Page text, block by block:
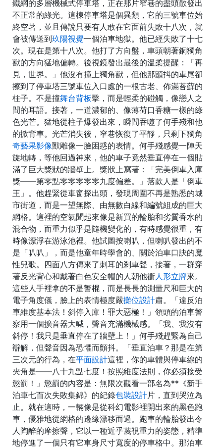
鐵網的多層機械式停車塔，正在那片窄巷的盡頭散發出
不正常的綠光。這棟停車塔是個異類，它的三號車位始
終空著，並且傳說只要有人敢在它面前失敗十八次，就
會被傳送到玖陽視覺一個泊車地獄。他已經失敗了十七
次。現在是第十八次。他打了方向盤，車頭朝著銅獨角
獸的方向猛地偏轉。後視鏡發出最後的溫柔提醒：「再
見，世界。」他沒有撞上獨角獸，但他那顫抖的車尾卻
擦到了停車塔三號車位入口處的一根古老、佈滿苔蘚的
柱子。不是撞舞台背板擊，而是輕柔的碰觸，像戀人之
間的耳語。接著，一道濃郁的、像薄荷口香糖一樣的綠
色光芒。猛地從柱子爆發出來，瞬間吞噬了何手殘和他
的掀背車。光芒消失後，窄巷恢復了平靜，只剩下獨角
奇藝果影像獸雕像一臉困惑的表情。何手殘感覺一陣天
旋地轉，等他回過神來，他的車子竟然垂直停在一個貼
滿了巨大獎狀的牆壁上。獎狀上寫著：「完美倒車入庫
獎——第零點零零零零零九度偏差。」落款人是「倒車
王」。他趕緊從車窗探出頭，發現周圍不再是熟悉的城
市街道，而是一望無際、由無數白線和編號組成的巨大
網格。這裡的空氣聞起來像是新買的輪胎和劣質香水的
混合物，而重力似乎是隨機變化的，有時感覺很重，有
時像漂浮在游泳池裡。他試圖按喇叭，但喇叭發出的不
是「叭叭」，而是他童年時學會的、關於泊車口訣的魔
性兒歌。四面八方傳來了刺耳的剎車聲，接著，一群穿
著反光背心和戴著白色安全帽的人朝他衝人形立牌來。
這些人手裡拿的不是警棍，而是長長的測量尺和巨大的
電子角度儀，臉上的表情極度嚴攤位設計肅。「違反泊
車維度基本法！斜停入庫！罪大惡極！」領頭的泊車警
察用一個擴音器大喊，聲音充滿機械感。「我、我沒有
斜停！我只是垂直停在了牆壁上！」何手殘趕緊為自己
辯解，但聲音因為恐懼而顫抖。「垂直泊車？那是在第
三次元的行為，在平面設計這裡，你的車體與停車線的
夾角是——八十九點七度！按照維度法則，你必須接受
懲罰！」懲罰的內容是：無限次觀看一部名為**《新手
泊車七百次失敗集錦》的紀錄包裝設計片，直到哭泣為
止。就在這時，一輛像是從科幻電影裡開出來的黑色跑
車，優雅地從網格的邊緣漂移而過。跑車的輪胎發出令
人陶醉的摩擦聲，它以一種近乎蔑視重力的姿態，精準
地停進了一個只有它車身尺寸寬度的停車格中。那泊車